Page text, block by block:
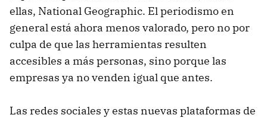
ellas, National Geographic. El periodismo en
general está ahora menos valorado, pero no por
culpa de que las herramientas resulten
accesibles a más personas, sino porque las
empresas ya no venden igual que antes.
Las redes sociales y estas nuevas plataformas de